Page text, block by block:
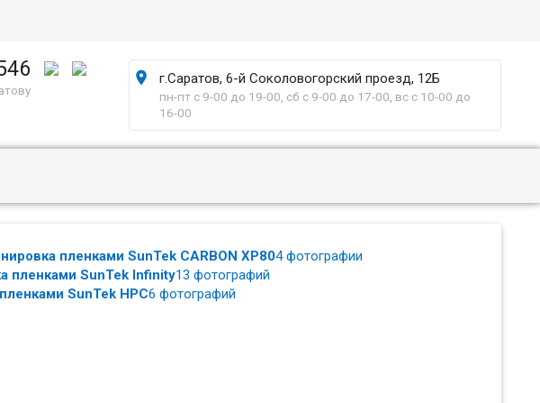
 г.Саратов, 6-й Соколовогорский проезд, 12Б
пн-пт с 9-00 до 19-00, сб с 9-00 до 17-00, вс с 10-00 до
16-00
пленками SunTek CARBON XP804 фотографии
пленками SunTek Infinity13 фотографий
SunTek HPC6 фотографий